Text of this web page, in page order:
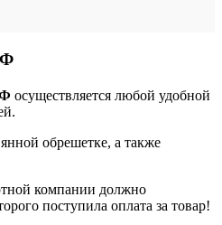
осуществляется любой удобной
обрешетке, а также
компании должно
поступила оплата за товар!